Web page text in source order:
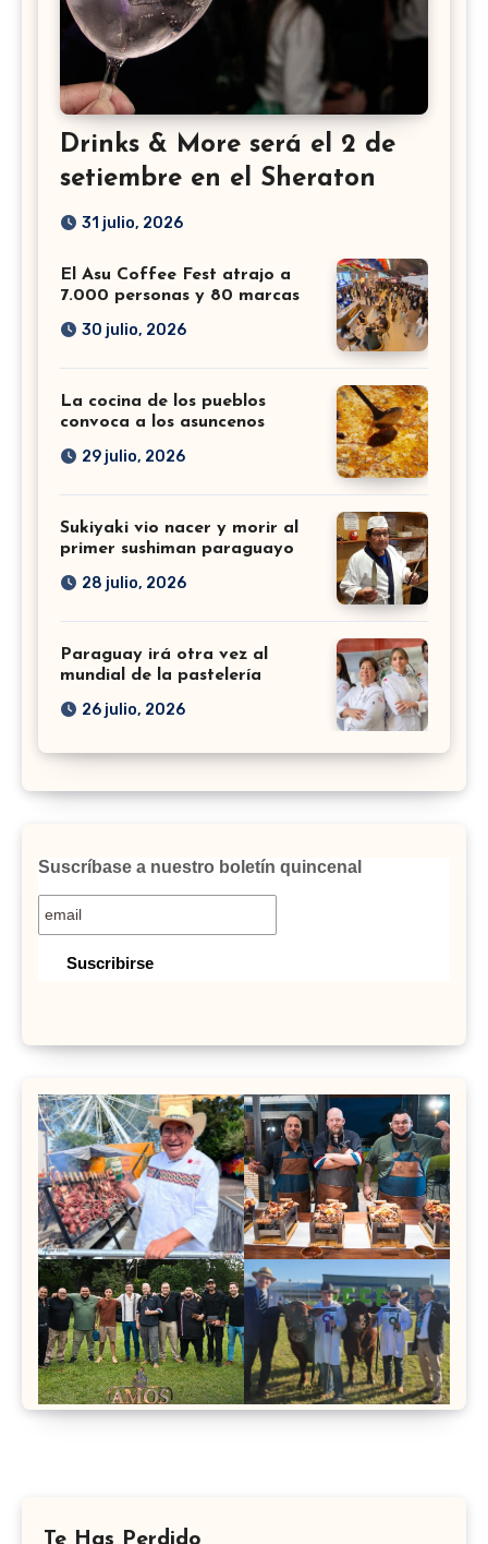
Drinks & More será el 2 de
setiembre en el Sheraton
31 julio, 2026
El Asu Coffee Fest atrajo a
7.000 personas y 80 marcas
30 julio, 2026
La cocina de los pueblos
convoca a los asuncenos
29 julio, 2026
Sukiyaki vio nacer y morir al
primer sushiman paraguayo
28 julio, 2026
Paraguay irá otra vez al
mundial de la pastelería
26 julio, 2026
Suscríbase a nuestro boletín quincenal